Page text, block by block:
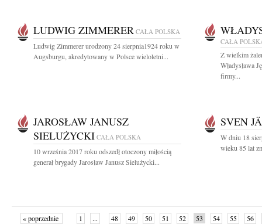
LUDWIG ZIMMERER CAŁA POLSKA
Ludwig Zimmerer urodzony 24 sierpnia1924 roku w
Augsburgu, akredytowany w Polsce wieloletni...
CAŁA
Z wielkim
Władysława
firmy...
JAROSŁAW JANUSZ
SIELUŻYCKI CAŁA POLSKA
10 września 2017 roku odszedł otoczony miłością
generał brygady Jarosław Janusz Sielużycki...
SVEN
W dniu 18
wieku 85 lat
« poprzednie 1 ... 48 49 50 51 52 53 54 55
56